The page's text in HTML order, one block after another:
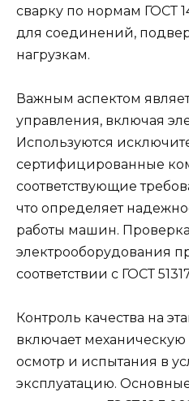
сварку по нормам ГОСТ
для соединений,
нагрузкам.
Важным аспектом
управления, включая
Используются
сертифицированные
соответствующие
что определяет
работы машин. Проверка
электрооборудования
соответствии с ГОСТ
Контроль качества на
включает
осмотр и испытания в
эксплуатацию.